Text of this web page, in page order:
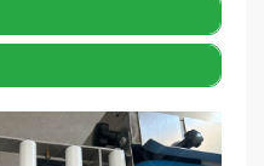
won’t burn out